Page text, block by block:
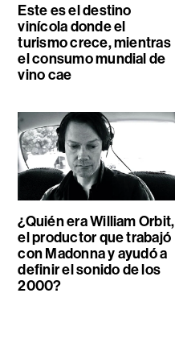
Este es el destino
vinícola donde el
turismo crece, mientras
el consumo mundial de
vino cae
¿Quién era William Orbit,
el productor que trabajó
con Madonna y ayudó a
definir el sonido de los
2000?